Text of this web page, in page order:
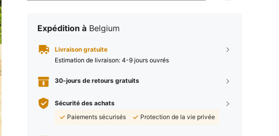
Expédition à Belgium
Livraison gratuite
Estimation de livraison: 4-9 jours ouvrés
30-jours de retours gratuits
Sécurité des achats
Paiements sécurisés
Protection de la vie privée